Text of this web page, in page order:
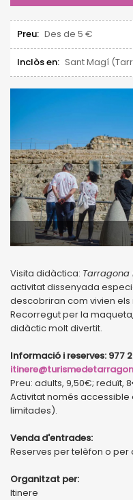
Preu: Des de 5 €
Inclòs en: Sant Magí
Visita didàctica:
activitat dissenyada
descobriran com vivien els
Recorregut per la
didàctic molt divertit.
Informació i reserves: 977
Preu: adults, 9,50€; reduït,
Activitat només
limitades).
Venda d'entrades:
Reserves per telèfon o
Organitzat per:
Itinere